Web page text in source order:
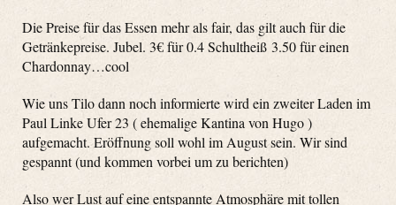
Die Preise für das Essen mehr als fair, das gilt auch für die
Getränkepreise. Jubel. 3€ für 0.4 Schultheiß 3.50 für einen
Chardonnay…cool
Wie uns Tilo dann noch informierte wird ein zweiter Laden im
Paul Linke Ufer 23 ( ehemalige Kantina von Hugo )
aufgemacht. Eröffnung soll wohl im August sein. Wir sind
gespannt (und kommen vorbei um zu berichten)
Also wer Lust auf eine entspannte Atmosphäre mit tollen